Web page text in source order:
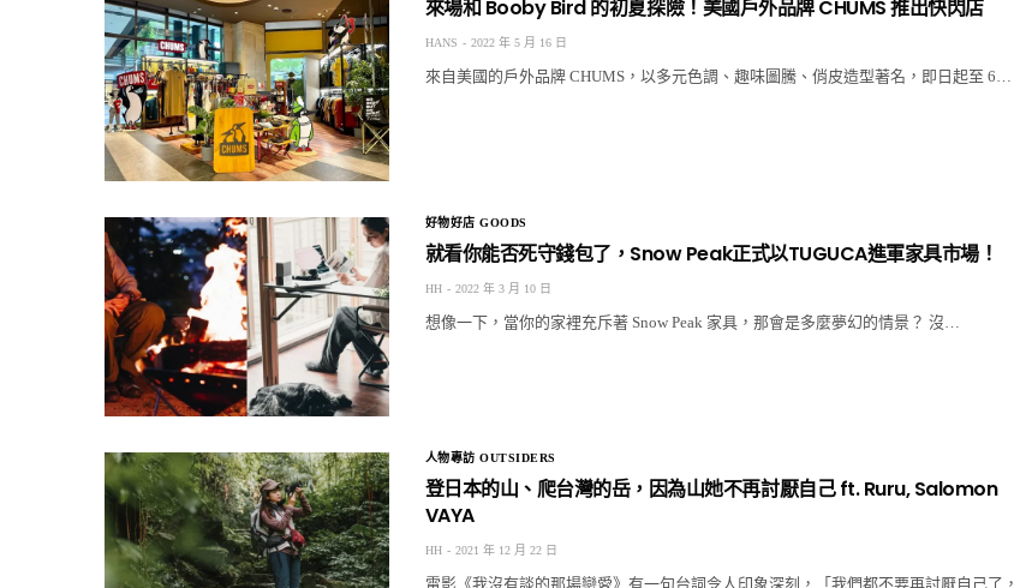
來場和 Booby Bird 的初夏探險！美國戶外品牌 CHUMS 推出快閃店
HANS 2022 年 5 月 16 日
來自美國的戶外品牌 CHUMS，以多元色調、趣味圖騰、俏皮造型著名，即日起至 6…
好物好店 GOODS
就看你能否死守錢包了，Snow Peak正式以TUGUCA進軍家具市場！
HH 2022 年 3 月 10 日
想像一下，當你的家裡充斥著 Snow Peak 家具，那會是多麼夢幻的情景？ 沒…
人物專訪 OUTSIDERS
登日本的山、爬台灣的岳，因為山她不再討厭自己 ft. Ruru, Salomon
VAYA
HH 2021 年 12 月 22 日
電影《我沒有談的那場戀愛》有一句台詞令人印象深刻，「我們都不要再討厭自己了，